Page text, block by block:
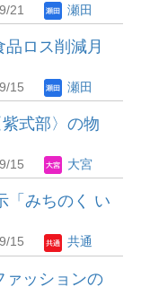
21 瀬田
品ロス削減月
15 瀬田
式部〉の物
15 大宮
「みちのく い
15 共通
ァッションの